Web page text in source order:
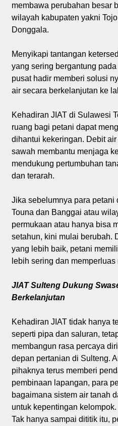
membawa perubahan besar
wilayah kabupaten yakni
Donggala.
Menyikapi tantangan
yang sering bergantung
pusat hadir memberi solusi
air secara berkelanjutan ke
Kehadiran JIAT di Sulawesi
ruang bagi petani dapat
dihantui kekeringan. Debit
sawah membantu menjaga
mendukung pertumbuhan
dan terarah.
Jika sebelumnya para petani
Touna dan Banggai atau
permukaan atau hanya bisa
setahun, kini mulai berubah.
yang lebih baik, petani
lebih sering dan memperluas
JIAT Sulteng Dukung
Berkelanjutan
Kehadiran JIAT tidak hanya
seperti pipa dan saluran,
membangun rasa percaya
depan pertanian di Sulteng.
pihaknya terus memberi
pembinaan lapangan, para
bagaimana sistem air tanah
untuk kepentingan kelompok.
Tak hanya sampai dititik itu,